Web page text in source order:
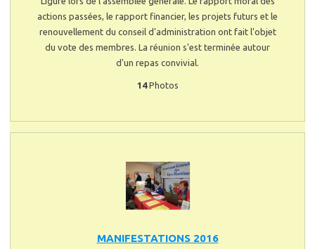
actions passées, le rapport financier, les projets futurs et le
renouvellement du conseil d'administration ont fait l'objet
du vote des membres. La réunion s'est terminée autour
d'un repas convivial.
14Photos
MANIFESTATIONS 2016